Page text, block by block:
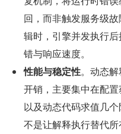
回，而非触发服务级
辑时，引擎并发执行
错与响应速度。
性能与稳定性。动态
开销，主要集中在配
以及动态代码求值几
不是让解释执行替代